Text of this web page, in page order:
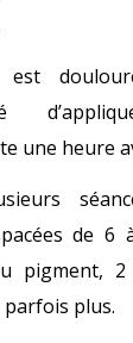
est
une heure
de 6
pigment,
parfois plus.